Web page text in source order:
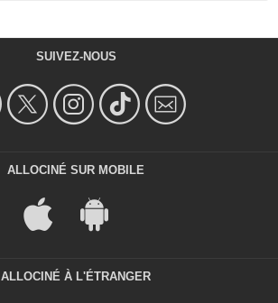
SUIVEZ-NOUS
ALLOCINÉ SUR MOBILE
ALLOCINÉ À L'ÉTRANGER